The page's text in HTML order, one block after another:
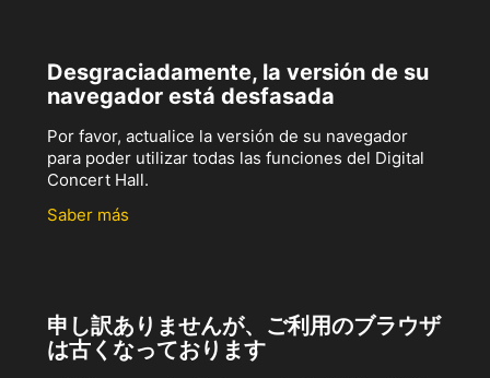
Desgraciadamente, la versión de su
navegador está desfasada
Por favor, actualice la versión de su navegador
para poder utilizar todas las funciones del Digital
Concert Hall.
Saber más
申し訳ありませんが、ご利用のブラウザ
は古くなっております